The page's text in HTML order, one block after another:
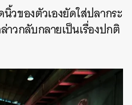
วของตัวเองยัดใส่ปลากระ
วกลับกลายเป็นเรื่องปกติ